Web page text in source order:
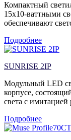
Компактный
15х10-ваттными
обеспечивают
Подробнее
SUNRISE 2IP
Модульный LED
корпусе,
света с
Подробнее